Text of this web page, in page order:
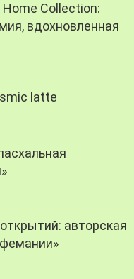
Collection:
вдохновленная
latte
авторская